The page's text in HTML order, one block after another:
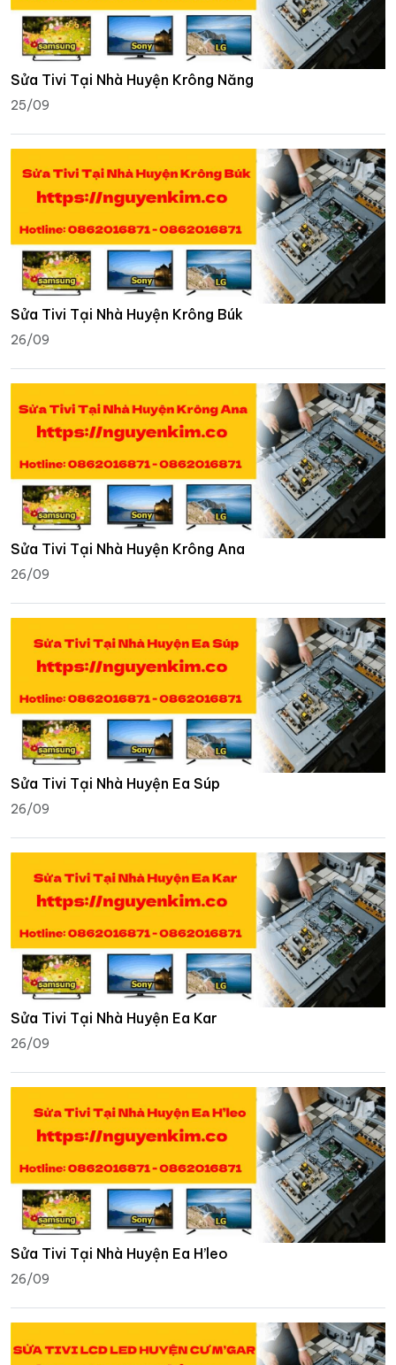
Sửa Tivi Tại Nhà Huyện Krông Năng
25/09
Sửa Tivi Tại Nhà Huyện Krông Búk
26/09
Sửa Tivi Tại Nhà Huyện Krông Ana
26/09
Sửa Tivi Tại Nhà Huyện Ea Súp
26/09
Sửa Tivi Tại Nhà Huyện Ea Kar
26/09
Sửa Tivi Tại Nhà Huyện Ea H’leo
26/09